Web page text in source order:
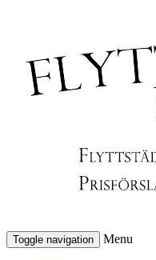
Toggle navigation Menu